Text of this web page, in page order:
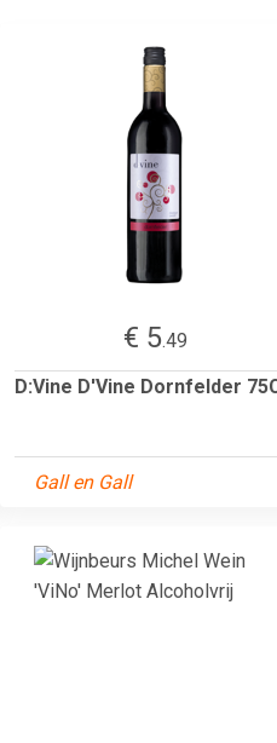
€ 5.49
D:Vine D'Vine Dornfelder
Gall en Gall